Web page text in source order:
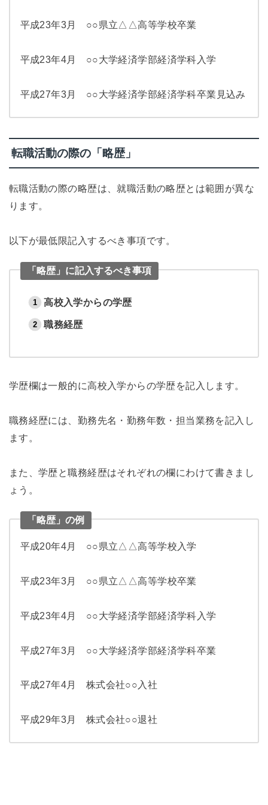
平成23年3月 ○○県立△△高等学校卒業
平成23年4月 ○○大学経済学部経済学科入学
平成27年3月 ○○大学経済学部経済学科卒業見込み
転職活動の際の「略歴」
転職活動の際の略歴は、就職活動の略歴とは範囲が異な
ります。
以下が最低限記入するべき事項です。
「略歴」に記入するべき事項
高校入学からの学歴
職務経歴
学歴欄は一般的に高校入学からの学歴を記入します。
職務経歴には、勤務先名・勤務年数・担当業務を記入し
ます。
また、学歴と職務経歴はそれぞれの欄にわけて書きまし
ょう。
「略歴」の例
平成20年4月 ○○県立△△高等学校入学
平成23年3月 ○○県立△△高等学校卒業
平成23年4月 ○○大学経済学部経済学科入学
平成27年3月 ○○大学経済学部経済学科卒業
平成27年4月 株式会社○○入社
平成29年3月 株式会社○○退社